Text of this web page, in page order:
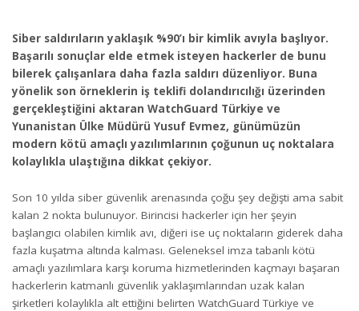
Siber saldırıların yaklaşık %90’ı bir kimlik avıyla başlıyor.
Başarılı sonuçlar elde etmek isteyen hackerler de bunu
bilerek çalışanlara daha fazla saldırı düzenliyor. Buna
yönelik son örneklerin iş teklifi dolandırıcılığı üzerinden
gerçekleştiğini aktaran WatchGuard Türkiye ve
Yunanistan Ülke Müdürü Yusuf Evmez, günümüzün
modern kötü amaçlı yazılımlarının çoğunun uç noktalara
kolaylıkla ulaştığına dikkat çekiyor.
Son 10 yılda siber güvenlik arenasında çoğu şey değişti ama sabit
kalan 2 nokta bulunuyor. Birincisi hackerler için her şeyin
başlangıcı olabilen kimlik avı, diğeri ise uç noktaların giderek daha
fazla kuşatma altında kalması. Geleneksel imza tabanlı kötü
amaçlı yazılımlara karşı koruma hizmetlerinden kaçmayı başaran
hackerlerin katmanlı güvenlik yaklaşımlarından uzak kalan
şirketleri kolaylıkla alt ettiğini belirten WatchGuard Türkiye ve